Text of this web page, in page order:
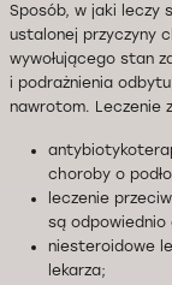
Sposób, w jaki leczy
ustalonej przyczyny
wywołującego stan
i podrażnienia
nawrotom. Leczenie
choroby o
leczenie
są odpowiednio
niesteroidowe
lekarza;